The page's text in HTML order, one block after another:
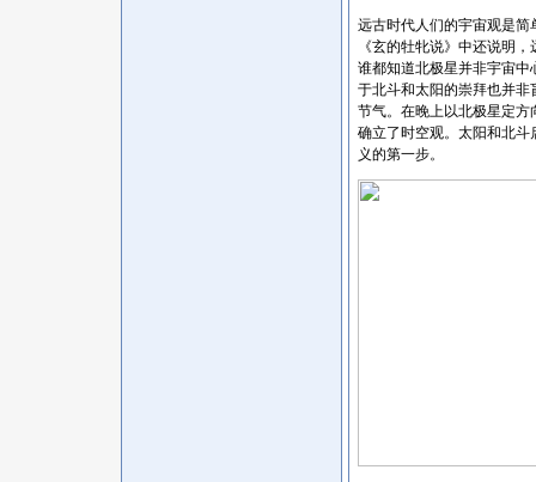
远古时代人们的宇宙观是
《玄的牡牝说》中还说明
谁都知道北极星并非宇宙
于北斗和太阳的崇拜也并
节气。在晚上以北极星定
确立了时空观。太阳和北
义的第一步。